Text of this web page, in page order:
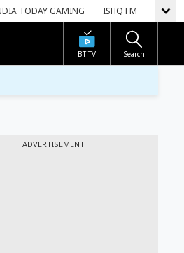
TODAY GAMING ISHQ FM
BT TV Search
ADVERTISEMENT